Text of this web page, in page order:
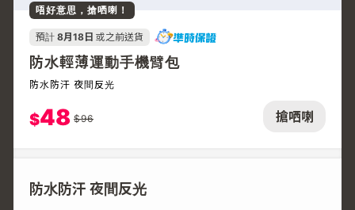
搶哂喇
唔好意思，搶哂喇！
預計 8月18日 或之前送貨
防水輕薄運動手機臂包
防水防汗 夜間反光
$48 $96
防水防汗 夜間反光